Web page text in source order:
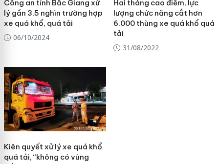
Công an tỉnh Bắc Giang xử
lý gần 3,5 nghìn trường hợp
xe quá khổ, quá tải
06/10/2024
Hai tháng cao điểm, lực
lượng chức năng cắt hơn
6.000 thùng xe quá khổ quá
tải
31/08/2022
Kiên quyết xử lý xe quá khổ
quá tải, “không có vùng